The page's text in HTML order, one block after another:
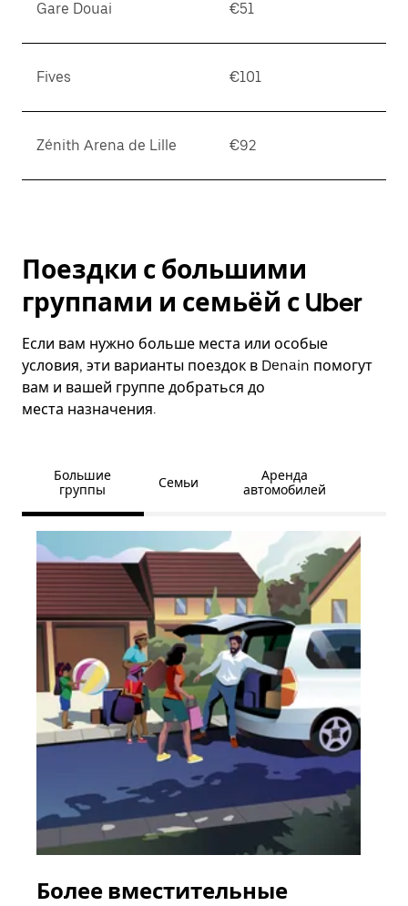
Gare Douai €51
Fives €101
Zénith Arena de Lille €92
Поездки с большими
группами и семьёй с Uber
Если вам нужно больше места или особые
условия, эти варианты поездок в Denain помогут
вам и вашей группе добраться до
места назначения.
Большие
группы
Семьи
Аренда
автомобилей
Более вместительные